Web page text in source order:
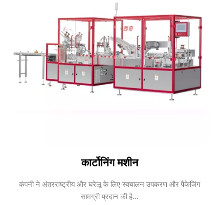
कार्टोनिंग मशीन
कंपनी ने अंतरराष्ट्रीय और घरेलू के लिए स्वचालन उपकरण और पैकेजिंग
सामग्री प्रदान की है...